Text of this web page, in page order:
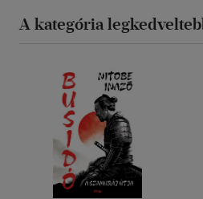
446 Észak-Afrika 447 Nílus-völgy
államai 480 A Termékeny Félhold
Uralkodóházak 531 Kronológia 557
Névmutató 595
A kategória